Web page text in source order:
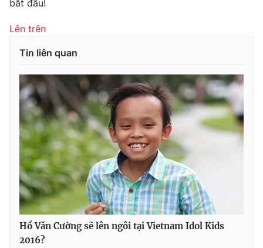
bắt đầu!
Lên trên
Tin liên quan
Hồ Văn Cường sẽ lên ngôi tại Vietnam Idol Kids
2016?